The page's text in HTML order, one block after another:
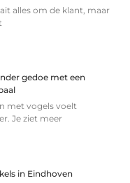
alles om de klant, maar
gedoe met een
met vogels voelt
Je ziet meer
in Eindhoven